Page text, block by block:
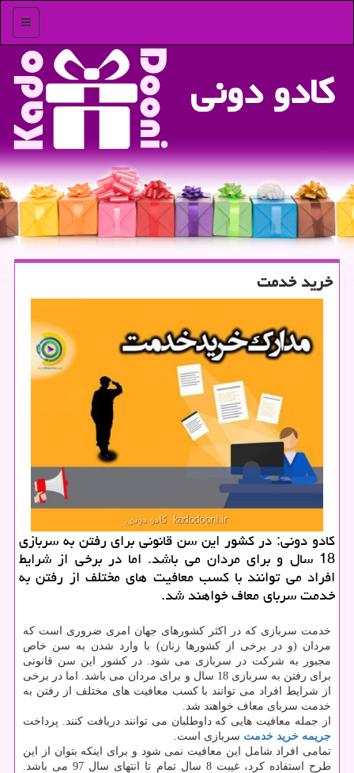
منو
كادو دونی
خرید خدمت
كادو دونی: در كشور این سن قانونی برای رفتن به سربازی
18 سال و برای مردان می باشد. اما در برخی از شرایط
افراد می توانند با كسب معافیت های مختلف از رفتن به
خدمت سربای معاف خواهند شد.
خدمت سربازی که در اکثر کشورهای جهان امری ضروری است که
مردان (و در برخی از کشورها زنان) با وارد شدن به سن خاص
مجبور به شرکت در سربازی می شود. در کشور این سن قانونی
برای رفتن به سربازی 18 سال و برای مردان می باشد. اما در برخی
از شرایط افراد می توانند با کسب معافیت های مختلف از رفتن به
خدمت سربای معاف خواهند شد.
از جمله معافیت هایی که داوطلبان می توانند دریافت کنند. پرداخت
جریمه خرید خدمت سربازی است.
تمامی افراد شامل این معافیت نمی شود و برای اینکه بتوان از این
طرح استفاده کرد، غیبت 8 سال تمام تا انتهای سال 97 می باشد.